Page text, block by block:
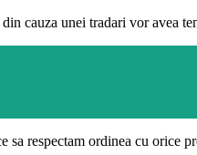
cauza unei tradari vor avea
sa respectam ordinea cu orice